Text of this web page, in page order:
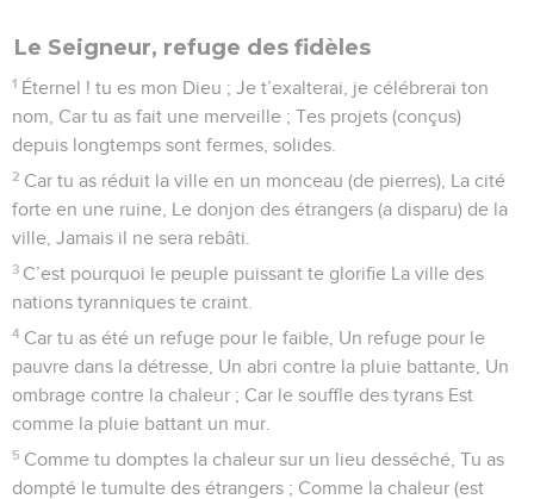
Le Seigneur, refuge des fidèles
1 Éternel ! tu es mon Dieu ; Je t’exalterai, je célébrerai ton
nom, Car tu as fait une merveille ; Tes projets (conçus)
depuis longtemps sont fermes, solides.
2 Car tu as réduit la ville en un monceau (de pierres), La cité
forte en une ruine, Le donjon des étrangers (a disparu) de la
ville, Jamais il ne sera rebâti.
3 C’est pourquoi le peuple puissant te glorifie La ville des
nations tyranniques te craint.
4 Car tu as été un refuge pour le faible, Un refuge pour le
pauvre dans la détresse, Un abri contre la pluie battante, Un
ombrage contre la chaleur ; Car le souffle des tyrans Est
comme la pluie battant un mur.
5 Comme tu domptes la chaleur sur un lieu desséché, Tu as
dompté le tumulte des étrangers ; Comme la chaleur (est